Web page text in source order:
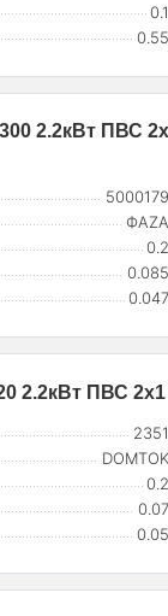
0.1
0.55
2.2кВт ПВС
5000179
ФАZА
0.2
0.085
0.047
2.2кВт ПВС 2х1
2351
DOMTOK
0.2
0.07
0.05